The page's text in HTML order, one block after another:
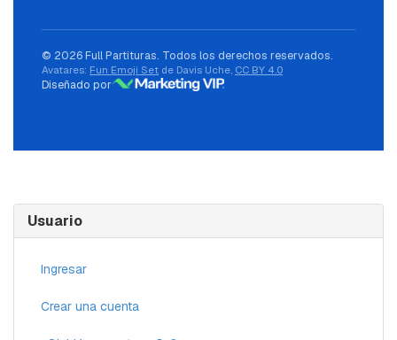
© 2026 Full Partituras. Todos los derechos reservados.
Avatares: Fun Emoji Set de Davis Uche, CC BY 4.0
Diseñado por
Usuario
Ingresar
Crear una cuenta